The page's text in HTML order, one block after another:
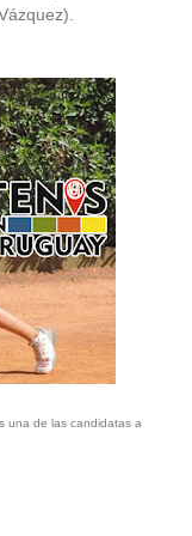
una de las candidatas a